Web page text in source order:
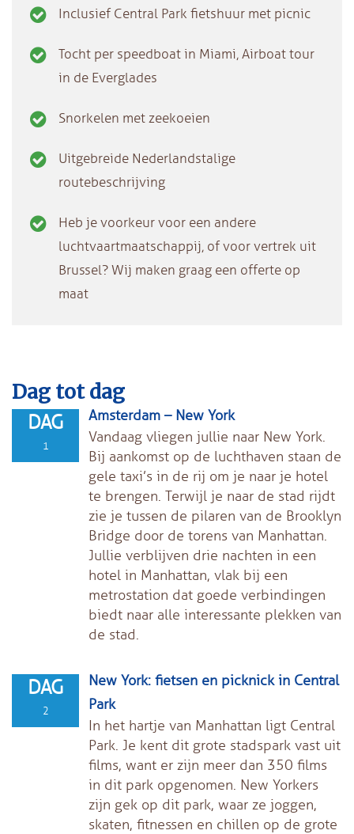
Inclusief Central Park fietshuur met picnic
Tocht per speedboat in Miami, Airboat tour
in de Everglades
Snorkelen met zeekoeien
Uitgebreide Nederlandstalige
routebeschrijving
Heb je voorkeur voor een andere
luchtvaartmaatschappij, of voor vertrek uit
Brussel? Wij maken graag een offerte op
maat
Dag tot dag
DAG
1
Amsterdam – New York
Vandaag vliegen jullie naar New York.
Bij aankomst op de luchthaven staan de
gele taxi’s in de rij om je naar je hotel
te brengen. Terwijl je naar de stad rijdt
zie je tussen de pilaren van de Brooklyn
Bridge door de torens van Manhattan.
Jullie verblijven drie nachten in een
hotel in Manhattan, vlak bij een
metrostation dat goede verbindingen
biedt naar alle interessante plekken van
de stad.
DAG
2
New York: fietsen en picknick in Central
Park
In het hartje van Manhattan ligt Central
Park. Je kent dit grote stadspark vast uit
films, want er zijn meer dan 350 films
in dit park opgenomen. New Yorkers
zijn gek op dit park, waar ze joggen,
skaten, fitnessen en chillen op de grote